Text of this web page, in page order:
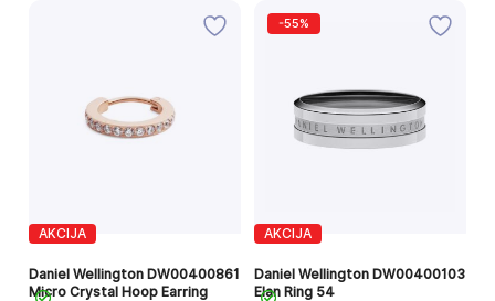
AKCIJA
Daniel Wellington DW00400861
Micro Crystal Hoop Earring
-55%
AKCIJA
Daniel Wellington DW00400103
Elan Ring 54